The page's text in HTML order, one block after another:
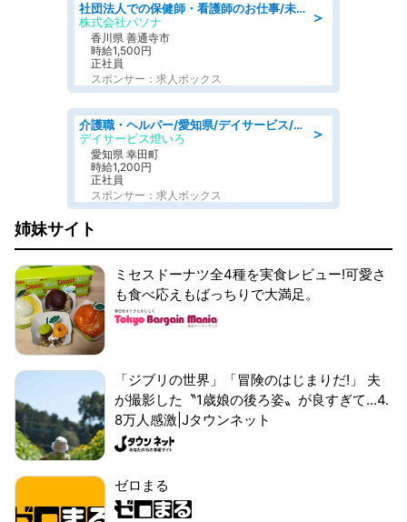
＞
社団法人での保健師・看護師のお仕事/未経験OK/要資格:普通免許、保健師、正看護師
株式会社パソナ
香川県 善通寺市
時給1,500円
正社員
スポンサー：求人ボックス
＞
介護職・ヘルパー/愛知県/デイサービス/JR東海道本線 幸田/額田郡幸田町
デイサービス燈いろ
愛知県 幸田町
時給1,200円
正社員
スポンサー：求人ボックス
姉妹サイト
ミセスドーナツ全4種を実食レビュー!可愛さ
も食べ応えもばっちりで大満足。
「ジブリの世界」「冒険のはじまりだ!」 夫
が撮影した〝1歳娘の後ろ姿〟が良すぎて...4.
8万人感激|Jタウンネット
ゼロまる